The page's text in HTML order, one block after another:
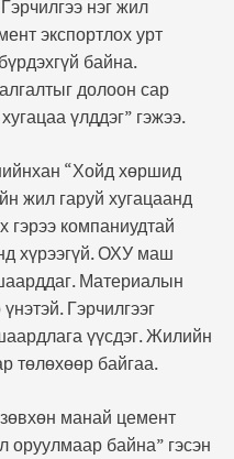
нэг жил
экспортлох урт
байна.
долоон сар
үлддэг” гэжээ.
“Хойд хөршид
жил гаруй хугацаанд
компаниудтай
хүрээгүй. ОХУ маш
Материалын
Гэрчилгээг
үүсдэг. Жилийн
төлөхөөр байгаа.
манай цемент
оруулмаар байна” гэсэн